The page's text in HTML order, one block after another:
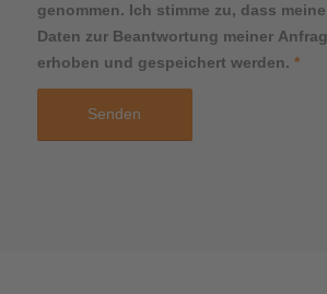
genommen. Ich stimme zu, dass
Daten zur Beantwortung meiner
erhoben und gespeichert werden. *